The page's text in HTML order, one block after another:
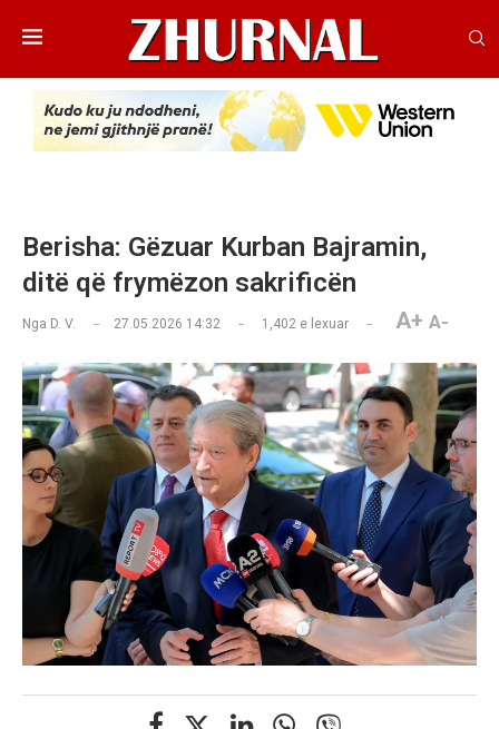
Berisha: Gëzuar Kurban Bajramin,
ditë që frymëzon sakrificën
Nga D. V. 27.05.2026 14:32 1,402 e lexuar A+ A-